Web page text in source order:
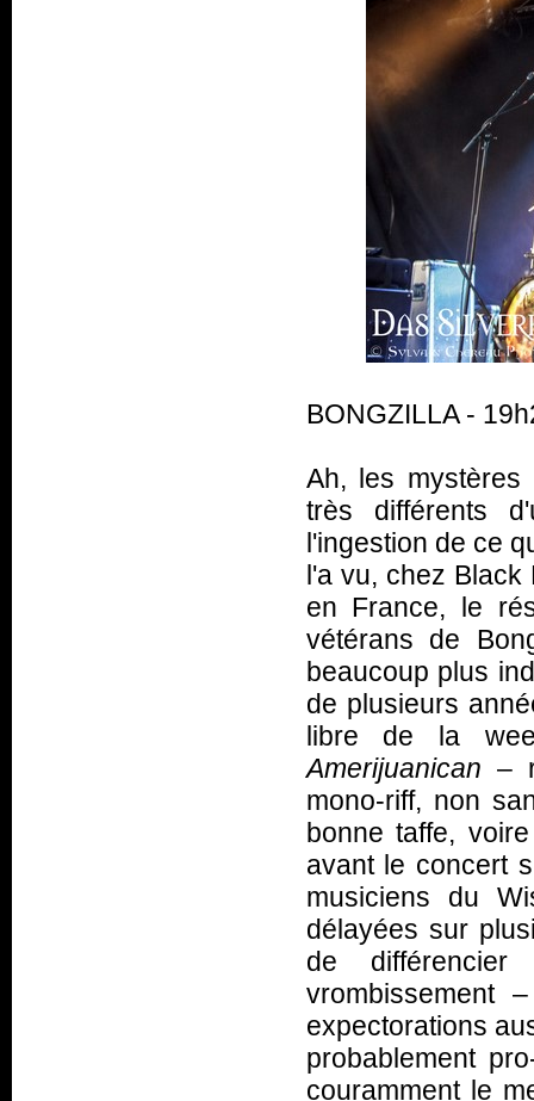
BONGZILLA -
Ah, les mystères
très différents
l'ingestion de ce
l'a vu, chez Black
en France, le
vétérans de
beaucoup plus
de plusieurs
libre de la
Amerijuanican –
mono-riff, non
bonne taffe,
avant le concert
musiciens du
délayées sur
de
vrombissement
expectorations
probablement
couramment le